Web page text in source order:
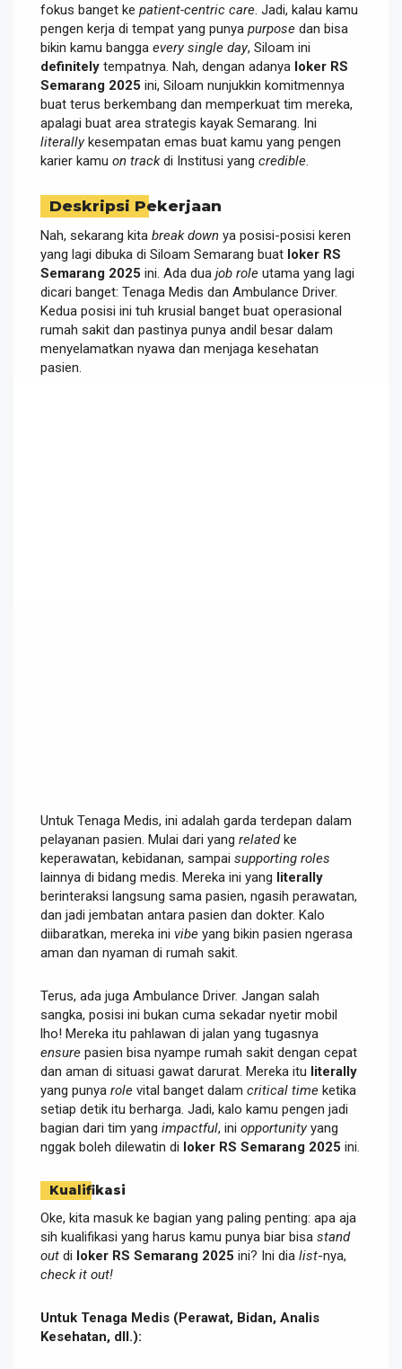
fokus banget ke patient-centric care . Jadi, kalau kamu
pengen kerja di tempat yang punya purpose dan bisa
bikin kamu bangga every single day, Siloam ini
definitely tempatnya. Nah, dengan adanya loker RS
Semarang 2025 ini, Siloam nunjukkin komitmennya
buat terus berkembang dan memperkuat tim mereka,
apalagi buat area strategis kayak Semarang. Ini
literallykesempatan emas buat kamu yang pengen
karier kamu on trackdi Institusi yang credible
Deskripsi Pekerjaan
Nah, sekarang kita break down ya posisi-posisi keren
yang lagi dibuka di Siloam Semarang buat loker RS
Semarang 2025 ini. Ada dua job role utama yang lagi
dicari banget: Tenaga Medis dan Ambulance Driver.
Kedua posisi ini tuh krusial banget buat operasional
rumah sakit dan pastinya punya andil besar dalam
menyelamatkan nyawa dan menjaga kesehatan
pasien.
Untuk Tenaga Medis, ini adalah garda terdepan dalam
pelayanan pasien. Mulai dari yang relatedke
keperawatan, kebidanan, sampai supporting roles
lainnya di bidang medis. Mereka ini yang literally
berinteraksi langsung sama pasien, ngasih perawatan,
dan jadi jembatan antara pasien dan dokter. Kalo
diibaratkan, mereka ini vibe yang bikin pasien ngerasa
aman dan nyaman di rumah sakit.
Terus, ada juga Ambulance Driver. Jangan salah
sangka, posisi ini bukan cuma sekadar nyetir mobil
lho! Mereka itu pahlawan di jalan yang tugasnya
ensure pasien bisa nyampe rumah sakit dengan cepat
dan aman di situasi gawat darurat. Mereka itu literally
yang punya role vital banget dalam critical time ketika
setiap detik itu berharga. Jadi, kalo kamu pengen jadi
bagian dari tim yang impactful, ini opportunityyang
nggak boleh dilewatin di loker RS Semarang 2025 ini.
Kualifikasi
Oke, kita masuk ke bagian yang paling penting: apa aja
sih kualifikasi yang harus kamu punya biar bisa stand
out di loker RS Semarang 2025 ini? Ini dia list-nya,
check it out!
Untuk Tenaga Medis (Perawat, Bidan, Analis
Kesehatan, dll.):